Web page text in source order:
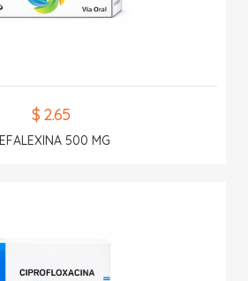
$ 2.65
500 MG